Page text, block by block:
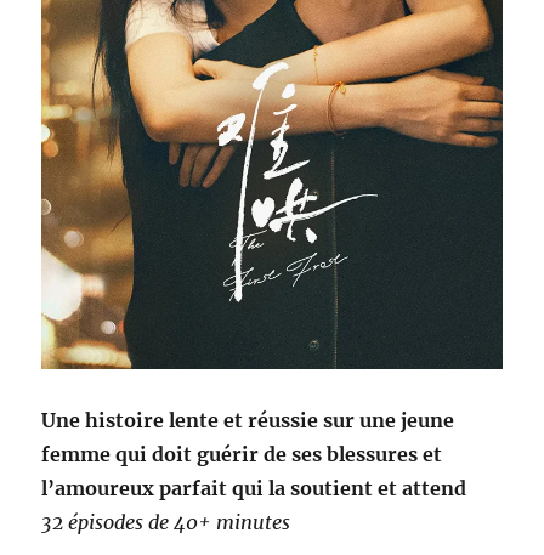
Une histoire lente et réussie sur une jeune
femme qui doit guérir de ses blessures et
l’amoureux parfait qui la soutient et attend
32 épisodes de 40+ minutes